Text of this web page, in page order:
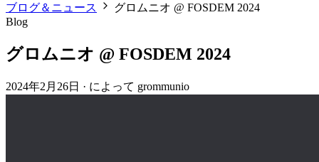
ブログ＆ニュース
グロムニオ @ FOSDEM 2024
Blog
グロムニオ @ FOSDEM 2024
2024年2月26日 · によって grommunio